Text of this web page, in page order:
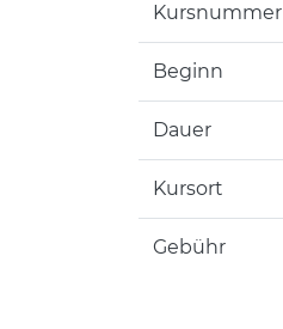
Kursnummer
Beginn
Dauer
Kursort
Gebühr